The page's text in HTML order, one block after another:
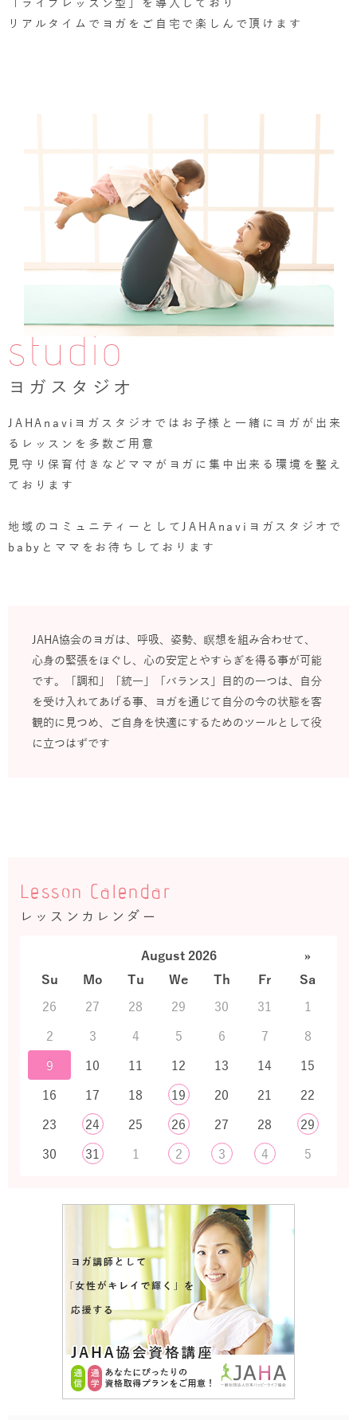
リアルタイムでヨガをご自宅で楽しんで頂けます
studio
ヨガスタジオ
JAHAnaviヨガスタジオではお子様と一緒にヨガが出来
るレッスンを多数ご用意
見守り保育付きなどママがヨガに集中出来る環境を整え
ております
地域のコミュニティーとしてJAHAnaviヨガスタジオで
babyとママをお待ちしております
JAHA協会のヨガは、呼吸、姿勢、瞑想を組み合わせて、
心身の緊張をほぐし、心の安定とやすらぎを得る事が可能
です。「調和」「統一」「バランス」目的の一つは、自分
を受け入れてあげる事、ヨガを通じて自分の今の状態を客
観的に見つめ、ご自身を快適にするためのツールとして役
に立つはずです
Lesson Calendar
レッスンカレンダー
August 2026
»
Su
Mo Tu We Th Fr
Sa
26
27 28 29 30 31
1
2
3 4 5 6 7
8
9
10 11 12 13 14
15
16
17 18 19 20 21
22
23
24 25 26 27 28
29
30
31 1 2 3 4 5